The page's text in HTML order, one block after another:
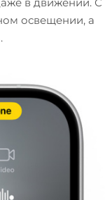
в движении. С
освещении, а